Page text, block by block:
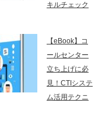
キルチェック
【eBook】コ
ールセンター
立ち上げに必
見！CTIシステ
ム活用テクニ